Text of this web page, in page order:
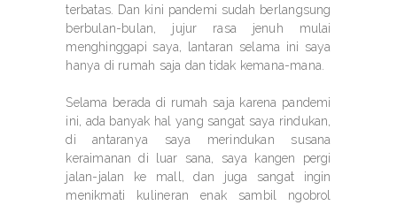
terbatas. Dan kini pandemi sudah berlangsung
berbulan-bulan, jujur rasa jenuh mulai
menghinggapi saya, lantaran selama ini saya
hanya di rumah saja dan tidak kemana-mana.
Selama berada di rumah saja karena pandemi
ini, ada banyak hal yang sangat saya rindukan,
di antaranya saya merindukan susana
keraimanan di luar sana, saya kangen pergi
jalan-jalan ke mall, dan juga sangat ingin
menikmati kulineran enak sambil ngobrol